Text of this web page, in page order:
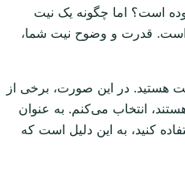
است؟ اما چگونه یک نیت
است. قدرت و وضوح نیت شما،
هستید. در این صورت، برخی از
انتخاب می‌کنم. به عنوان
کنید، به این دلیل است که